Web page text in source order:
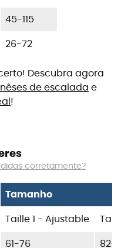
45-115
26-72
Descubra agora
de escalada e
!
corretamente?
Tamanho
Taille 1 - Ajustable
61-76 82-